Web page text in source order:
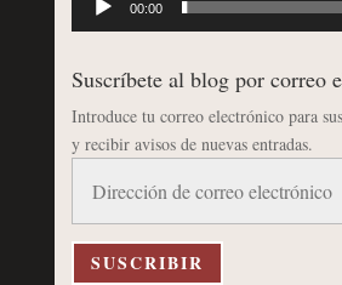
00:00
Suscríbete al blog por correo
Introduce tu correo electrónico para
y recibir avisos de nuevas entradas.
correo
electrónico
SUSCRIBIR